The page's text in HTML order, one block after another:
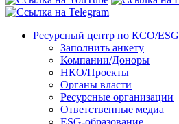
Перейти
содержимому
Ресурсный центр по КСО/ESG
Заполнить анкету
Компании/Доноры
НКО/Проекты
Органы власти
Ресурсные организации
Ответственные медиа
ESG-образование